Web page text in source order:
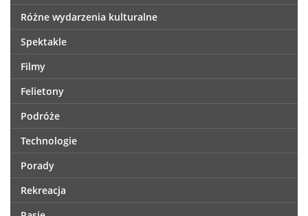
Różne wydarzenia kulturalne
Spektakle
Filmy
Felietony
Podróże
Technologie
Porady
Rekreacja